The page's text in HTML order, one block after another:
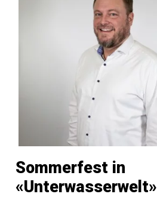
Sommerfest in
«Unterwasserwelt»